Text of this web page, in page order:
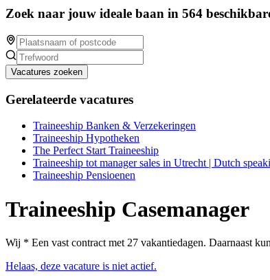
Zoek naar jouw ideale baan in 564
Vacatures zoeken
Gerelateerde vacatures
Traineeship Banken & Verzekeringen
Traineeship Hypotheken
The Perfect Start Traineeship
Traineeship tot manager sales in Utrecht | Dutch
Traineeship Pensioenen
Traineeship Casemanager
Wij * Een vast contract met 27 vakantiedagen. Daarnaast
Helaas, deze vacature is niet actief.